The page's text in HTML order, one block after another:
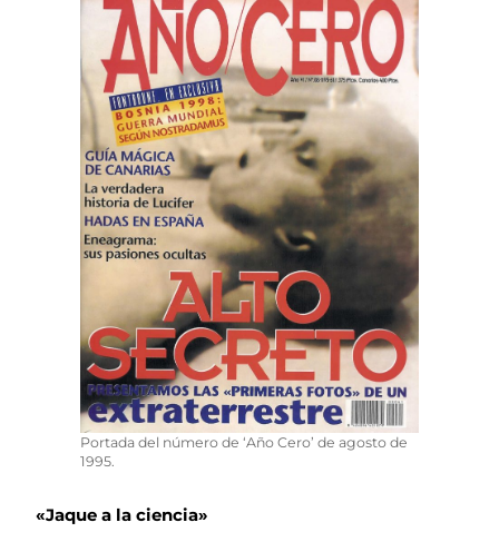
Portada del número de ‘Año Cero’ de agosto de
1995.
«Jaque a la ciencia»